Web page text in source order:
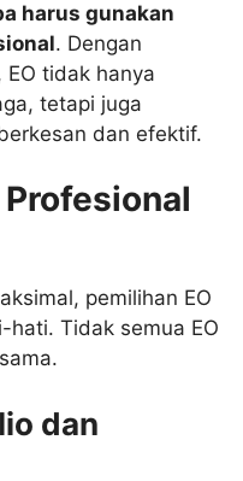
harus gunakan
. Dengan
tidak hanya
tetapi juga
dan efektif.
pemilihan EO
Tidak semua EO
dan